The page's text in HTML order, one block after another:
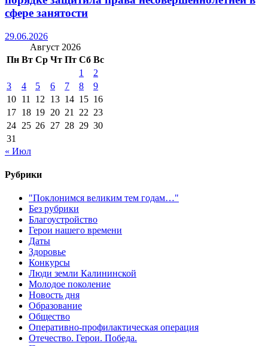
сфере занятости
29.06.2026
Август 2026
Пн Вт Ср Чт Пт Сб Вс
1
2
3
4 5 6 7 8
9
10 11 12 13 14 15 16
17 18 19 20 21 22 23
24 25 26 27 28 29 30
31
« Июл
Рубрики
"Поклонимся великим тем годам…"
Без рубрики
Благоустройство
Герои нашего времени
Даты
Здоровье
Конкурсы
Люди земли Калининской
Молодое поколение
Новость дня
Образование
Общество
Оперативно-профилактическая операция
Отечество. Герои. Победа.